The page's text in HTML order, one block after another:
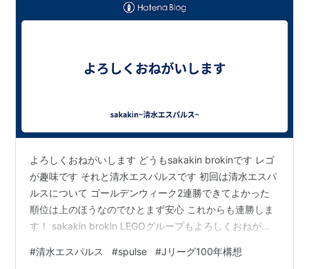
よろしくおねがいします どうもsakakin brokinです レゴ
が趣味です それと清水エスパルスです 初回は清水エスパ
ルスについて ゴールデンウィーク2連勝できてよかった
順位は上のほうなのでひとまず安心 これからも連勝しま
す！ sakakin brokin LEGOグループもよろしくおねがい
#清水エスパルス #spulse #Jリーグ100年構想